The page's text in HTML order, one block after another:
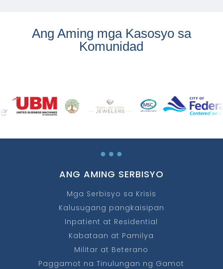
Ang Aming mga Kasosyo sa
Komunidad
…
ANG AMING SERBISYO
Mga Serbisyo sa Krisis
Kalusugang pangkaisipan
Inpatient at Residential
Kabataan at Pamilya
Militar at Beterano
Paggamot na Tinulungan ng Gamot